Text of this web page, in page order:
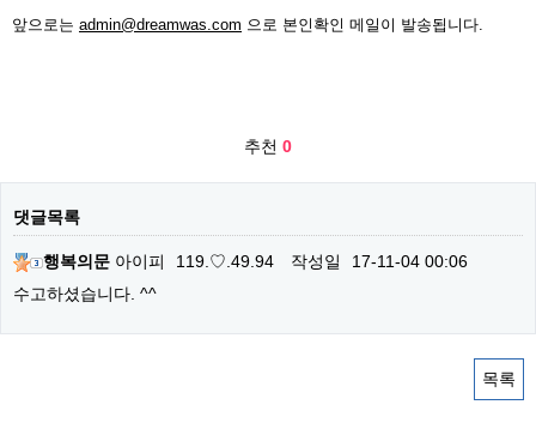
앞으로는 admin@dreamwas.com 으로 본인확인 메일이 발송됩니다.
추천 0
댓글목록
행복의문 아이피 119.♡.49.94 작성일
17-11-04 00:06
수고하셨습니다. ^^
목록